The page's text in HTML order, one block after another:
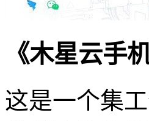
《木星云手
这是一个集